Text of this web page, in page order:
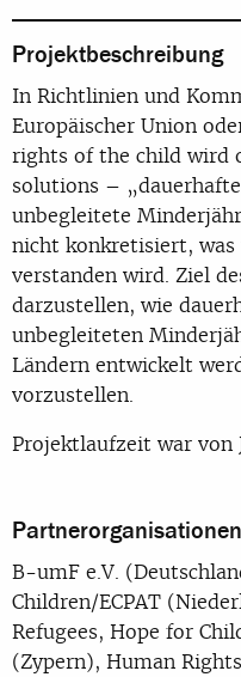
Projektbeschreibung
In Richtlinien und
Europäischer Union
rights of the child wird
solutions –
unbegleitete
nicht konkretisiert,
verstanden wird. Ziel
darzustellen, wie
unbegleiteten
Ländern entwickelt
vorzustellen.
Projektlaufzeit war von
Partnerorganisationen
B-umF e.V.
Children/ECPAT
Refugees, Hope for
(Zypern), Human